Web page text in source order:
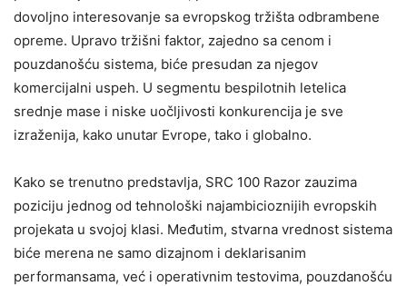
dovoljno interesovanje sa evropskog tržišta odbrambene
opreme. Upravo tržišni faktor, zajedno sa cenom i
pouzdanošću sistema, biće presudan za njegov
komercijalni uspeh. U segmentu bespilotnih letelica
srednje mase i niske uočljivosti konkurencija je sve
izraženija, kako unutar Evrope, tako i globalno.
Kako se trenutno predstavlja, SRC 100 Razor zauzima
poziciju jednog od tehnološki najambicioznijih evropskih
projekata u svojoj klasi. Međutim, stvarna vrednost sistema
biće merena ne samo dizajnom i deklarisanim
performansama, već i operativnim testovima, pouzdanošću